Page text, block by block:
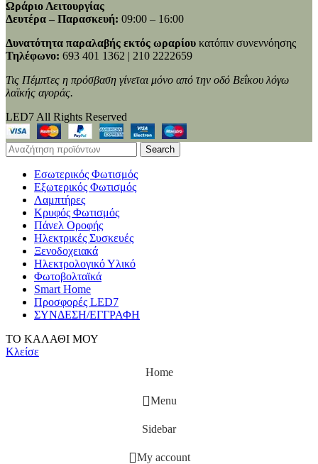
Ωράριο Λειτουργίας
Δευτέρα – Παρασκευή: 09:00 – 16:00
Δυνατότητα παραλαβής εκτός ωραρίου κατόπιν συνεννόησης
Τηλέφωνο: 693 401 1362 | 210 2222659
Τις Πέμπτες η πρόσβαση γίνεται μόνο από την οδό Βεΐκου λόγω
λαϊκής αγοράς.
LED7 All Rights Reserved
Search
Εσωτερικός Φωτισμός
Εξωτερικός Φωτισμός
Λαμπτήρες
Κρυφός Φωτισμός
Πάνελ Οροφής
Ηλεκτρικές Συσκευές
Ξενοδοχειακά
Ηλεκτρολογικό Υλικό
Φωτοβολταϊκά
Smart Home
Προσφορές LED7
ΣΥΝΔΕΣΗ/ΕΓΓΡΑΦΗ
ΤΟ ΚΑΛΑΘΙ ΜΟΥ
Κλείσε
Home
Menu
Sidebar
My account